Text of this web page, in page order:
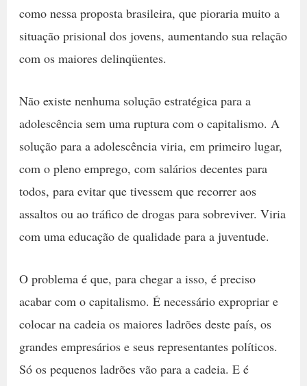
como nessa proposta brasileira, que pioraria muito a
situação prisional dos jovens, aumentando sua relação
com os maiores delinqüentes.
Não existe nenhuma solução estratégica para a
adolescência sem uma ruptura com o capitalismo. A
solução para a adolescência viria, em primeiro lugar,
com o pleno emprego, com salários decentes para
todos, para evitar que tivessem que recorrer aos
assaltos ou ao tráfico de drogas para sobreviver. Viria
com uma educação de qualidade para a juventude.
O problema é que, para chegar a isso, é preciso
acabar com o capitalismo. É necessário expropriar e
colocar na cadeia os maiores ladrões deste país, os
grandes empresários e seus representantes políticos.
Só os pequenos ladrões vão para a cadeia. E é